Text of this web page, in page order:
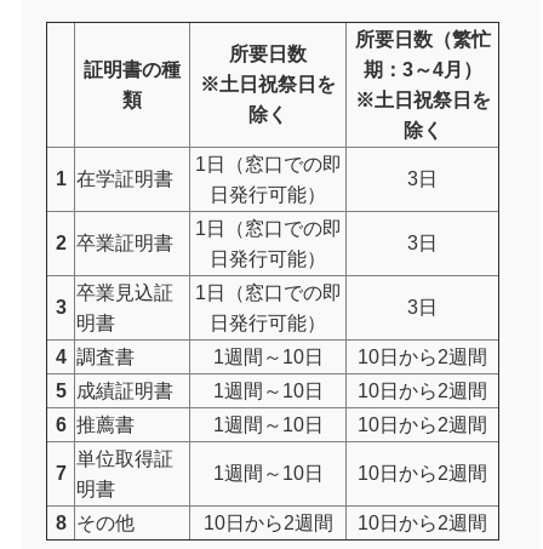
証明書の種
類
所要日数
※土日祝祭日を
除く
所要日数（繁忙
期：3～4月）
※土日祝祭日を
除く
1 在学証明書
1日（窓口での即
日発行可能）
3日
2 卒業証明書
1日（窓口での即
日発行可能）
3日
3
卒業見込証
明書
1日（窓口での即
日発行可能）
3日
4 調査書 1週間～10日
10日から2週間
5
成績証明書 1週間～10日
10日から2週間
6 推薦書 1週間～10日 10日から2週間
7
単位取得証
明書
1週間～10日 10日から2週間
8 その他 10日から2週間 10日から2週間